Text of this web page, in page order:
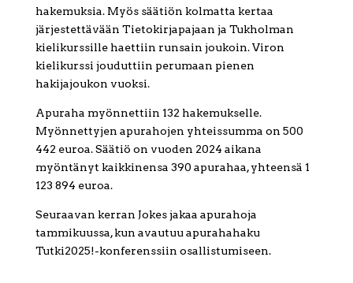
hakemuksia. Myös säätiön kolmatta kertaa
järjestettävään Tietokirjapajaan ja Tukholman
kielikurssille haettiin runsain joukoin. Viron
kielikurssi jouduttiin perumaan pienen
hakijajoukon vuoksi.
Apuraha myönnettiin 132 hakemukselle.
Myönnettyjen apurahojen yhteissumma on 500
442 euroa. Säätiö on vuoden 2024 aikana
myöntänyt kaikkinensa 390 apurahaa, yhteensä 1
123 894 euroa.
Seuraavan kerran Jokes jakaa apurahoja
tammikuussa, kun avautuu apurahahaku
Tutki2025!-konferenssiin osallistumiseen.